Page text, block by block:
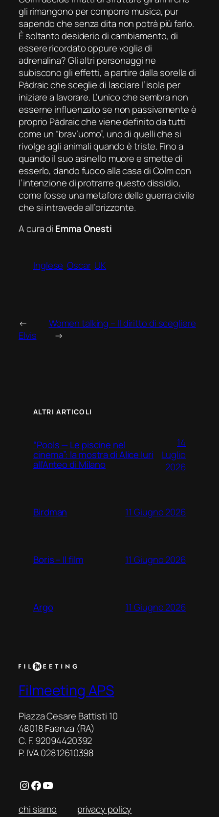
gli rimangono per comporre musica, pur
sapendo che senza dita non potrà più farlo.
È soltanto desiderio di cambiamento, di
essere ricordato oppure voglia di
adrenalina? Gli altri personaggi ne
subiscono gli effetti, a partire dalla sorella di
Pàdraic che sceglie di lasciare l’isola per
iniziare a lavorare. L’unico che sembra non
esserne influenzato se non passivamente è
proprio Pàdraic che viene definito da tutti
come un “brav’uomo”, uno di quelli che si
rivolge agli animali quando è triste. Fino a
quando il suo asinello muore e smette di
esserlo, dando fuoco alla casa di Colm con
l’intenzione di protrarre questo dissidio,
come fosse una metafora della guerra civile
che si intravede all’orizzonte.
A cura di Emma Onesti
Inglese Oscar UK
←
Elvis
Women talking – Il diritto di scegliere
→
ALTRI ARTICOLI
“Pools — Le piscine nel
cinema”: la mostra di Alice Iuri
all’Anteo di Milano
14
Luglio
2026
Birdman 11 Giugno 2026
Boris – Il film 11 Giugno 2026
Argo 11 Giugno 2026
Filmeeting APS
Piazza Cesare Battisti 10
48018 Faenza (RA)
C. F. 92094420392
P. IVA 02812610398
Instagram Facebook YouTube
chi siamo
privacy policy